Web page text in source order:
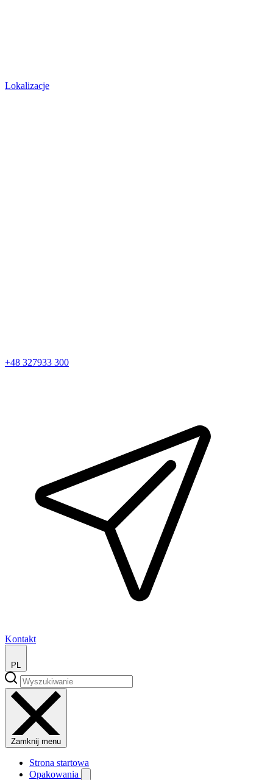
Lokalizacje
+48 327933 300
Kontakt
PL
Zamknij menu
Strona startowa
Opakowania